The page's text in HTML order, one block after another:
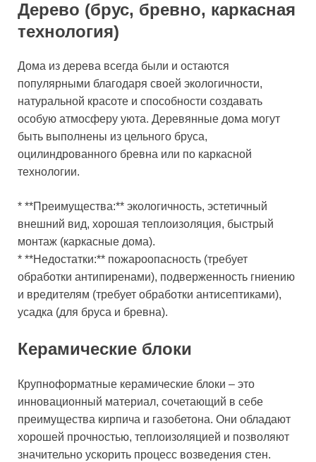
Дерево (брус, бревно, каркасная
технология)
Дома из дерева всегда были и остаются
популярными благодаря своей экологичности,
натуральной красоте и способности создавать
особую атмосферу уюта. Деревянные дома могут
быть выполнены из цельного бруса,
оцилиндрованного бревна или по каркасной
технологии.
* **Преимущества:** экологичность, эстетичный
внешний вид, хорошая теплоизоляция, быстрый
монтаж (каркасные дома).
* **Недостатки:** пожароопасность (требует
обработки антипиренами), подверженность гниению
и вредителям (требует обработки антисептиками),
усадка (для бруса и бревна).
Керамические блоки
Крупноформатные керамические блоки – это
инновационный материал, сочетающий в себе
преимущества кирпича и газобетона. Они обладают
хорошей прочностью, теплоизоляцией и позволяют
значительно ускорить процесс возведения стен.